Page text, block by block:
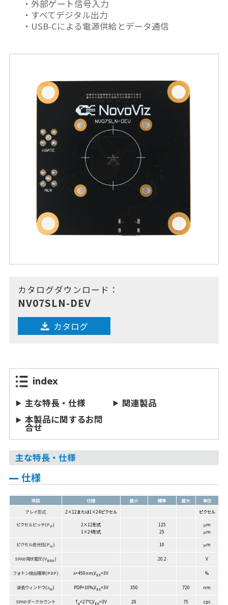
外部ゲート信号入力
すべてデジタル出力
USB-Cによる電源供給とデータ通信
カタログダウンロード：
NV07SLN-DEV
カタログ
index
主な特長・仕様
関連製品
本製品に関するお問
合せ
主な特長・仕様
仕様
項目 仕様 最小 標準 最大
単位
アレイ形式
2×12または1×24ピクセル ピクセル
ピクセルピッチ(P P)
2×12形式
1×24形式
125
25
μm
μm
ピクセル感光径(PΦ) 10 μm
SPAD降伏電圧(VBRK) 20.2 V
フォトン検出確率(PDP) λ=450nm,VEX=3V %
波長ウィンドウ(λW) PDP=10%,VEX=3V 350 720 nm
SPADダークカウント
TA=27℃,VEX=3V 20 75 cps